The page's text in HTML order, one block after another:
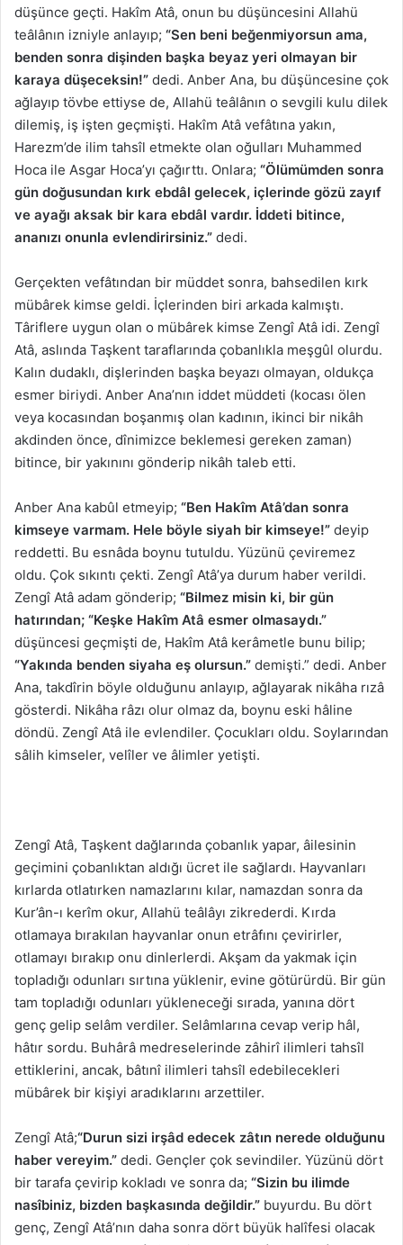
düşünce geçti. Hakîm Atâ, onun bu düşüncesini Allahü
teâlânın izniyle anlayıp; “Sen beni beğenmiyorsun ama,
benden sonra dişinden başka beyaz yeri olmayan bir
karaya düşeceksin!” dedi. Anber Ana, bu düşüncesine çok
ağlayıp tövbe ettiyse de, Allahü teâlânın o sevgili kulu dilek
dilemiş, iş işten geçmişti. Hakîm Atâ vefâtına yakın,
Harezm’de ilim tahsîl etmekte olan oğulları Muhammed
Hoca ile Asgar Hoca’yı çağırttı. Onlara; “Ölümümden sonra
gün doğusundan kırk ebdâl gelecek, içlerinde gözü zayıf
ve ayağı aksak bir kara ebdâl vardır. İddeti bitince,
ananızı onunla evlendirirsiniz.” dedi.
Gerçekten vefâtından bir müddet sonra, bahsedilen kırk
mübârek kimse geldi. İçlerinden biri arkada kalmıştı.
Târiflere uygun olan o mübârek kimse Zengî Atâ idi. Zengî
Atâ, aslında Taşkent taraflarında çobanlıkla meşgûl olurdu.
Kalın dudaklı, dişlerinden başka beyazı olmayan, oldukça
esmer biriydi. Anber Ana’nın iddet müddeti (kocası ölen
veya kocasından boşanmış olan kadının, ikinci bir nikâh
akdinden önce, dînimizce beklemesi gereken zaman)
bitince, bir yakınını gönderip nikâh taleb etti.
Anber Ana kabûl etmeyip; “Ben Hakîm Atâ’dan sonra
kimseye varmam. Hele böyle siyah bir kimseye!” deyip
reddetti. Bu esnâda boynu tutuldu. Yüzünü çeviremez
oldu. Çok sıkıntı çekti. Zengî Atâ’ya durum haber verildi.
Zengî Atâ adam gönderip; “Bilmez misin ki, bir gün
hatırından; “Keşke Hakîm Atâ esmer olmasaydı.”
düşüncesi geçmişti de, Hakîm Atâ kerâmetle bunu bilip;
“Yakında benden siyaha eş olursun.” demişti.” dedi. Anber
Ana, takdîrin böyle olduğunu anlayıp, ağlayarak nikâha rızâ
gösterdi. Nikâha râzı olur olmaz da, boynu eski hâline
döndü. Zengî Atâ ile evlendiler. Çocukları oldu. Soylarından
sâlih kimseler, velîler ve âlimler yetişti.
Zengî Atâ, Taşkent dağlarında çobanlık yapar, âilesinin
geçimini çobanlıktan aldığı ücret ile sağlardı. Hayvanları
kırlarda otlatırken namazlarını kılar, namazdan sonra da
Kur’ân-ı kerîm okur, Allahü teâlâyı zikrederdi. Kırda
otlamaya bırakılan hayvanlar onun etrâfını çevirirler,
otlamayı bırakıp onu dinlerlerdi. Akşam da yakmak için
topladığı odunları sırtına yüklenir, evine götürürdü. Bir gün
tam topladığı odunları yükleneceği sırada, yanına dört
genç gelip selâm verdiler. Selâmlarına cevap verip hâl,
hâtır sordu. Buhârâ medreselerinde zâhirî ilimleri tahsîl
ettiklerini, ancak, bâtınî ilimleri tahsîl edebilecekleri
mübârek bir kişiyi aradıklarını arzettiler.
Zengî Atâ;“Durun sizi irşâd edecek zâtın nerede olduğunu
haber vereyim.” dedi. Gençler çok sevindiler. Yüzünü dört
bir tarafa çevirip kokladı ve sonra da; “Sizin bu ilimde
nasîbiniz, bizden başkasında değildir.” buyurdu. Bu dört
genç, Zengî Atâ’nın daha sonra dört büyük halîfesi olacak